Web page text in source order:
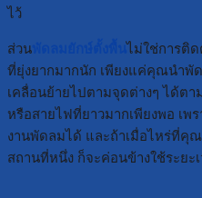
ไว้
ส่วน พัดลมยักษ์ตั้งพื้นไม่ใช่การติ
ที่ยุ่งยากมากนัก เพียงแค่คุณนำพั
เคลื่อนย้ายไปตามจุดต่างๆ ได้ต
หรือสายไฟที่ยาวมากเพียงพอ เพ
งานพัดลมได้ และถ้าเมื่อไหร่ที่คุ
สถานที่หนึ่ง ก็จะค่อนข้างใช้ระยะ